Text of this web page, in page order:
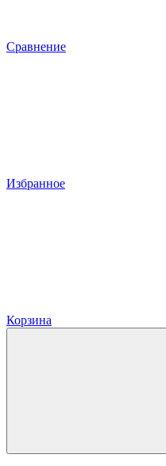
Сравнение
Избранное
Корзина